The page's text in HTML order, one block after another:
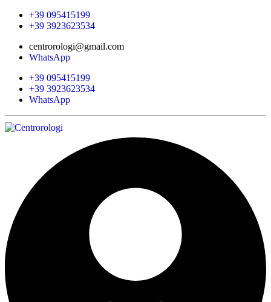
+39 095415199
+39 3923623534
centrorologi@gmail.com
WhatsApp
+39 095415199
+39 3923623534
WhatsApp